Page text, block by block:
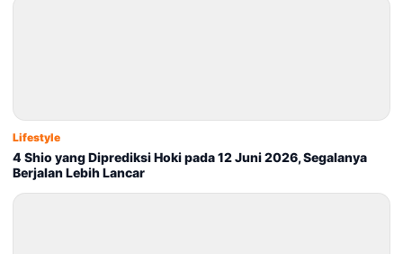
Lifestyle
4 Shio yang Diprediksi Hoki pada 12 Juni 2026, Segalanya
Berjalan Lebih Lancar